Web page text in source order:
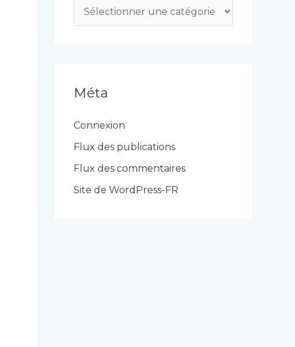
a
r
i
Méta
Connexion
Flux des publications
Flux des commentaires
Site de WordPress-FR